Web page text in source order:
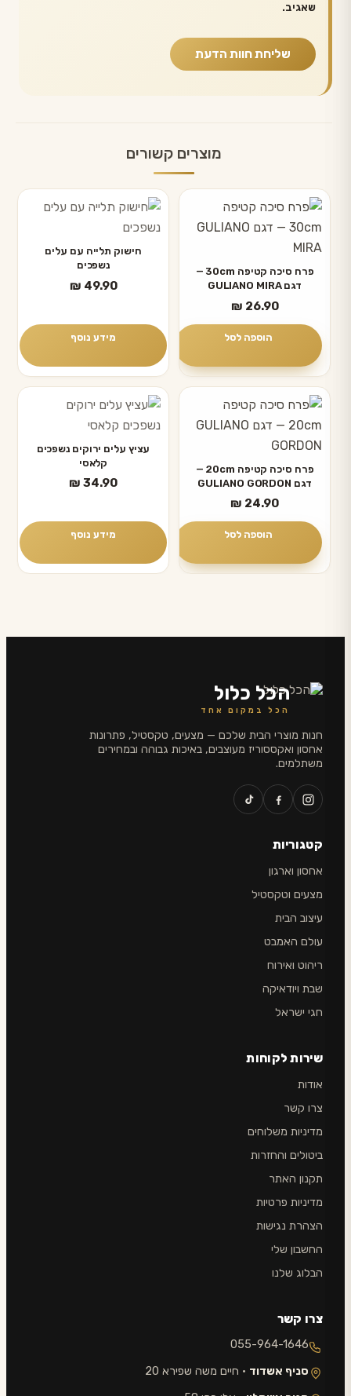
שאגיב.
מוצרים קשורים
פרח סיכה קטיפה 30cm —
דגם GULIANO MIRA
₪ 26.90
הוספה לסל
חישוק תלייה עם עלים
נשפכים
₪ 49.90
מידע נוסף
פרח סיכה קטיפה 20cm —
דגם GULIANO GORDON
₪ 24.90
הוספה לסל
עציץ עלים ירוקים נשפכים
קלאסי
₪ 34.90
מידע נוסף
הכל כלול
הכל במקום אחד
חנות מוצרי הבית שלכם — מצעים, טקסטיל, פתרונות
אחסון ואקססוריז מעוצבים, באיכות גבוהה ובמחירים
משתלמים.
קטגוריות
אחסון וארגון
מצעים וטקסטיל
עיצוב הבית
עולם האמבט
ריהוט ואירוח
שבת ויודאיקה
חגי ישראל
שירות לקוחות
אודות
צרו קשר
מדיניות משלוחים
ביטולים והחזרות
תקנון האתר
מדיניות פרטיות
הצהרת נגישות
החשבון שלי
הבלוג שלנו
צרו קשר
055-964-1646
סניף אשדוד · חיים משה שפירא 20